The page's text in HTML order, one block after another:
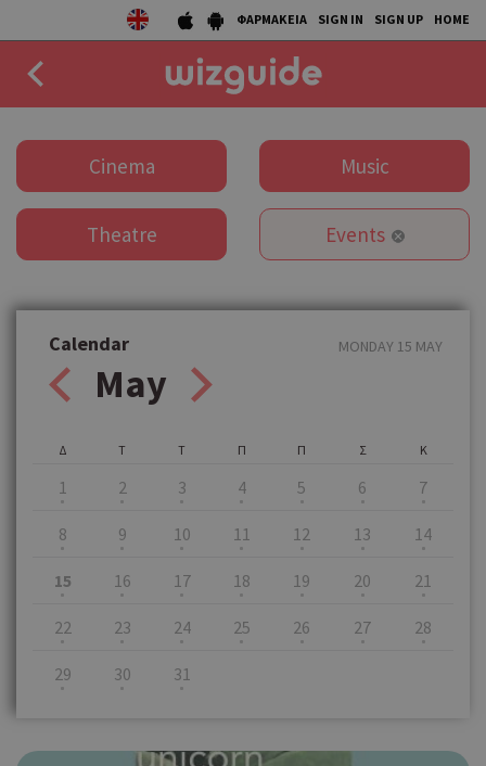
ΦΑΡΜΑΚΕΙΑ SIGN IN SIGN UP HOME
DRINK
COLLECTIONS
STORIES
Cinema Music
Theatre Events
Calendar
May
MONDAY 15 MAY
Δ
1
Τ
2
Τ
3
Π
4
Π
5
Σ
6
Κ
7
8 9 10 11 12 13 14
15 16 17 18 19 20 21
22 23 24 25 26 27 28
29 30 31